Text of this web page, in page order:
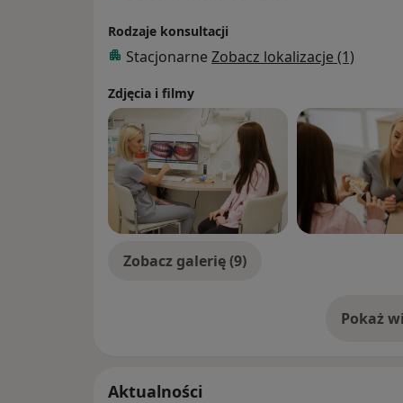
Rodzaje konsultacji
Stacjonarne Zobacz lokalizacje (1)
Zdjęcia i filmy
Zobacz galerię (9)
Pokażo
Aktualności